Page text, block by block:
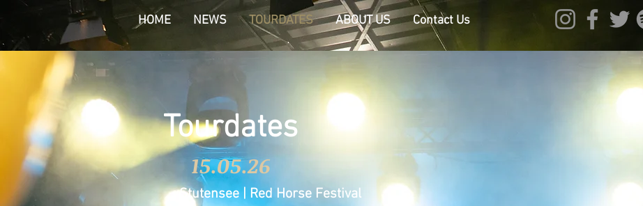
HOME NEWS TOURDATES ABOUT US Contact Us
Tourdates
15.05.26
Stutensee | Red Horse Festival